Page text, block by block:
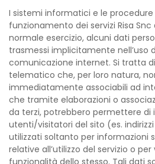
I sistemi informatici e le
funzionamento dei servizi Risa
normale esercizio, alcuni dati
trasmessi implicitamente nell’uso
comunicazione internet. Si tratta
telematico che, per loro natura,
immediatamente associabili ad
che tramite elaborazioni o
da terzi, potrebbero permettere di
utenti/visitatori del sito (es.
utilizzati soltanto per informazioni
relative all’utilizzo del servizio o
funzionalità dello stesso. Tali dati